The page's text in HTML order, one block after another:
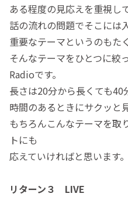
ある程度の見応えを重視し
話の流れの問題でそこには
重要なテーマというのもた
そんなテーマをひとつに絞
Radioです。
長さは20分から長くても40
時間のあるときにサクッと
もちろんこんなテーマを取
トにも
応えていければと思います。
リターン３ LIVE